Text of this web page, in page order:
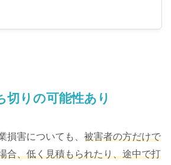
業損害はいつもらえるのかな
切りの可能性あり
損害についても、 被害者の方だけで
合、低く見積もられたり、途中で打